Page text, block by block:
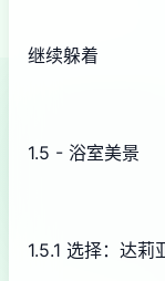
继续躲着
1.5 - 浴室美景
1.5.1 选择：达莉